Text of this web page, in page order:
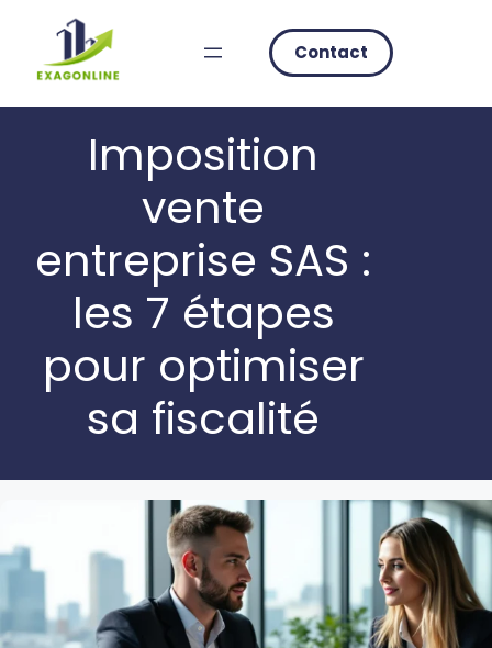
content
Contact
Imposition
vente
entreprise SAS :
les 7 étapes
pour optimiser
sa fiscalité